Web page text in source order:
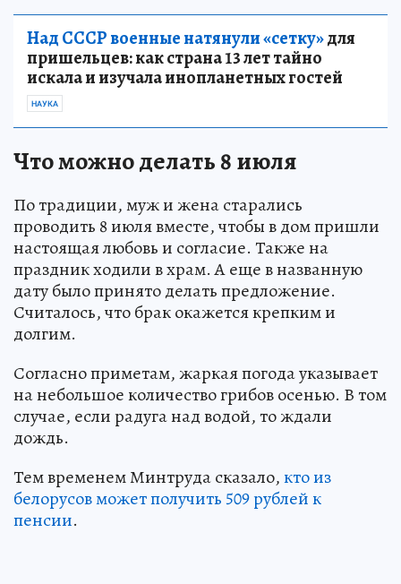
Над СССР военные натянули «сетку»для
пришельцев: как страна 13 лет тайно
искала и изучала инопланетных гостей
НАУКА
Что можно делать 8 июля
По традиции, муж и жена старались
проводить 8 июля вместе, чтобы в дом пришли
настоящая любовь и согласие. Также на
праздник ходили в храм. А еще в названную
дату было принято делать предложение.
Считалось, что брак окажется крепким и
долгим.
Согласно приметам, жаркая погода указывает
на небольшое количество грибов осенью. В том
случае, если радуга над водой, то ждали
дождь.
Тем временем Минтруда сказало,кто из
белорусов может получить 509 рублей к
пенсии.